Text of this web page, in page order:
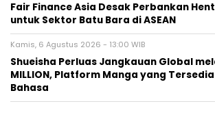
Fair Finance Asia Desak Perbankan
untuk Sektor Batu Bara di ASEAN
Kamis, 6 Agustus 2026 - 13:00 WIB
Shueisha Perluas Jangkauan Global
MILLION, Platform Manga yang
Bahasa